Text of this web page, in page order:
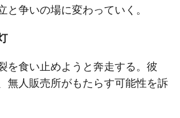
と争いの場に変わっていく。
を食い止めようと奔走する。彼
無人販売所がもたらす可能性を訴